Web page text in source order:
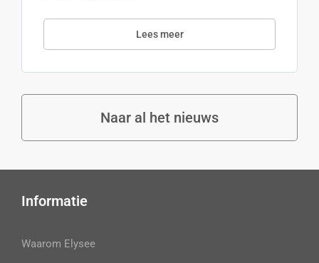
Lees meer
Naar al het nieuws
Informatie
Waarom Elysee